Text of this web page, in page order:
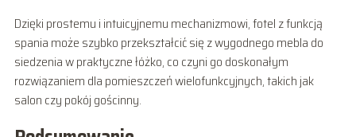
Dzięki prostemu i intuicyjnemu mechanizmowi, fotel z funkcją
spania może szybko przekształcić się z wygodnego mebla do
siedzenia w praktyczne łóżko, co czyni go doskonałym
rozwiązaniem dla pomieszczeń wielofunkcyjnych, takich jak
salon czy pokój gościnny.